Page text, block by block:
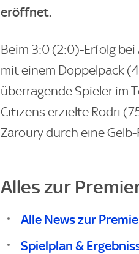
eröffnet.
Beim 3:0 (2:0)-Erfolg bei
mit einem Doppelpack
überragende Spieler im
Citizens erzielte Rodri
Zaroury durch eine
Alles zur
Alle News zur
Spielplan &